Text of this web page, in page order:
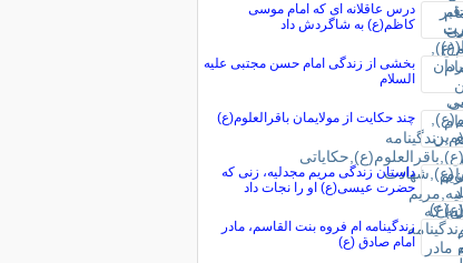
درس عاقلانه ای که امام موسی
کاظم(ع) به شاگردش داد
بخشی از زندگی امام حسن مجتبی علیه
السلام
چند حکایت از مولایمان باقرالعلوم(ع)
داستان زندگی مریم مجدلیه، زنی که
حضرت عیسی(ع) او را نجات داد
زندگینامه ام فروه بنت القاسم، مادر
امام صادق (ع)